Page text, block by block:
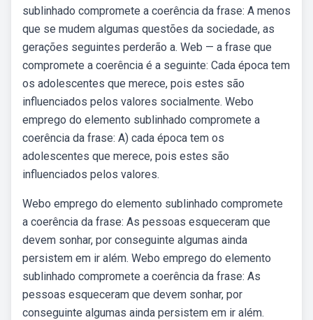
sublinhado compromete a coerência da frase: A menos
que se mudem algumas questões da sociedade, as
gerações seguintes perderão a. Web — a frase que
compromete a coerência é a seguinte: Cada época tem
os adolescentes que merece, pois estes são
influenciados pelos valores socialmente. Webo
emprego do elemento sublinhado compromete a
coerência da frase: A) cada época tem os
adolescentes que merece, pois estes são
influenciados pelos valores.
Webo emprego do elemento sublinhado compromete
a coerência da frase: As pessoas esqueceram que
devem sonhar, por conseguinte algumas ainda
persistem em ir além. Webo emprego do elemento
sublinhado compromete a coerência da frase: As
pessoas esqueceram que devem sonhar, por
conseguinte algumas ainda persistem em ir além.